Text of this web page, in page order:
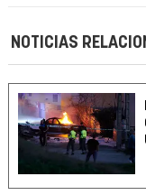
NOTICIAS